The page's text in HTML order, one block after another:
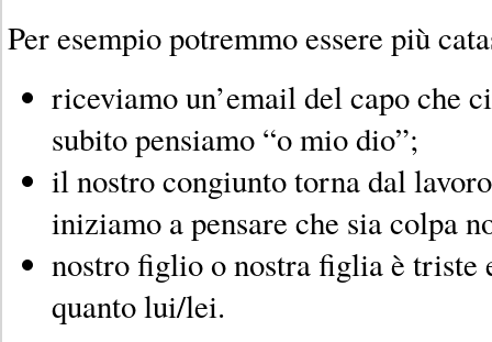
Per esempio potremmo essere più
riceviamo un’email del capo che
subito pensiamo “o mio dio”;
il nostro congiunto torna dal
iniziamo a pensare che sia colpa
nostro figlio o nostra figlia è triste
quanto lui/lei.